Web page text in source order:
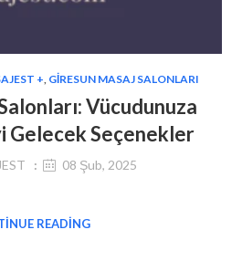
+, GIRESUN MASAJ SALONLARI
Vücudunuza
Gelecek Seçenekler
08 Şub, 2025
READING